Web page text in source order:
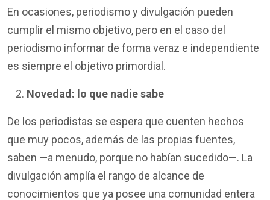
En ocasiones, periodismo y divulgación pueden
cumplir el mismo objetivo, pero en el caso del
periodismo informar de forma veraz e independiente
es siempre el objetivo primordial.
Novedad: lo que nadie sabe
De los periodistas se espera que cuenten hechos
que muy pocos, además de las propias fuentes,
saben —a menudo, porque no habían sucedido—. La
divulgación amplía el rango de alcance de
conocimientos que ya posee una comunidad entera